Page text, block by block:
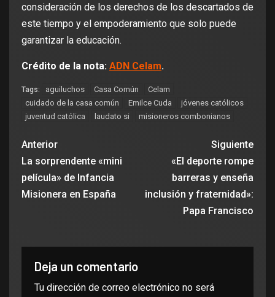
consideración de los derechos de los descartados de
este tiempo y el empoderamiento que solo puede
garantizar la educación.
Crédito de la nota: ADN Celam.
Tags: aguiluchos Casa Común
Celam
cuidado de la casa común
Emilce Cuda
jóvenes católicos
juventud católica
laudato si misioneros combonianos
Anterior
La sorprendente «mini
película» de Infancia
Misionera en España
Siguiente
«El deporte rompe
barreras y enseña
inclusión y fraternidad»:
Papa Francisco
Deja un comentario
Tu dirección de correo electrónico no será